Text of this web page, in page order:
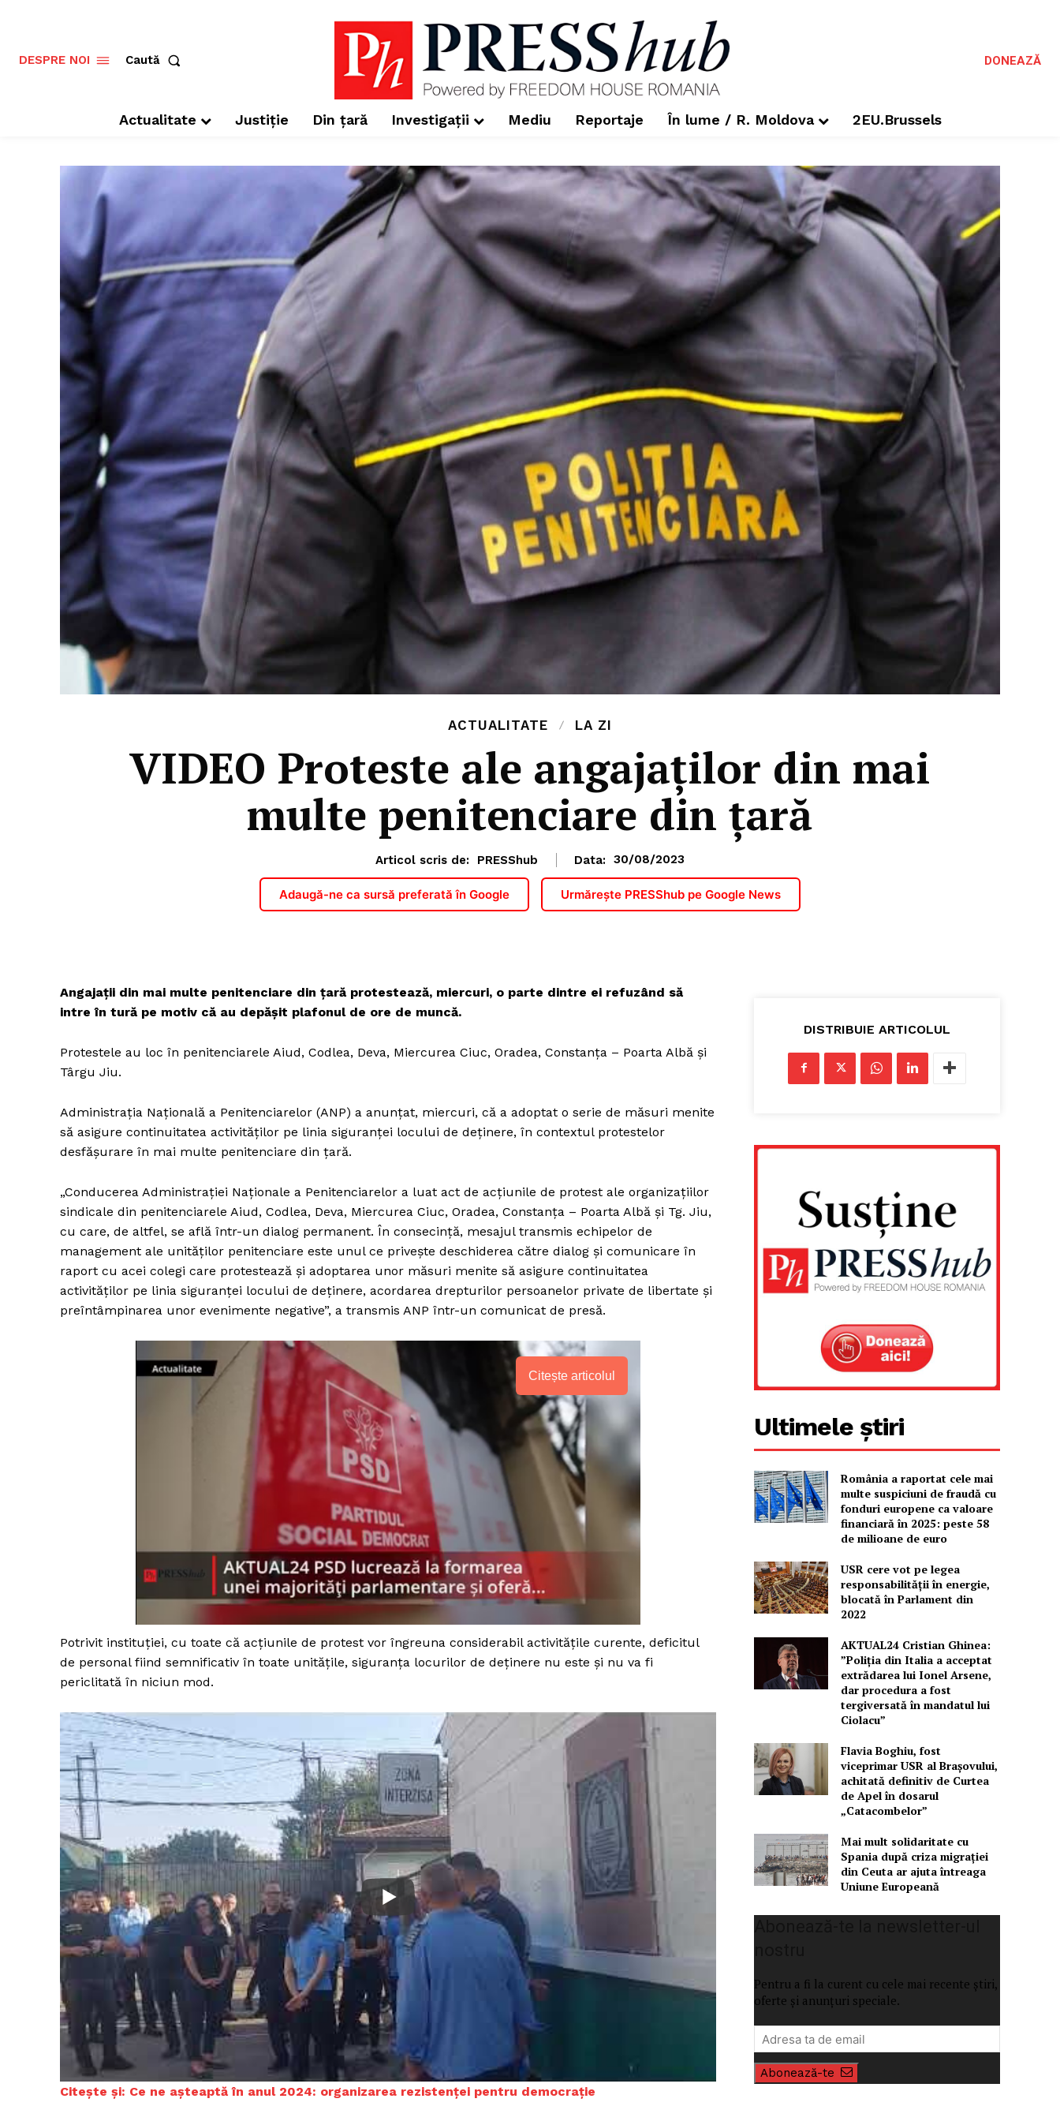
Un proiect
FREEDOM HOUSE
ROMÂNIA
PRESShub
Despre noi / Echipa
Proiecte editoriale
DESPRE NOI Caută DONEAZĂ
Actualitate Justiție Din țară Investigații Mediu Reportaje În lume / R. Moldova 2EU.Brussels
ACTUALITATE LA ZI
VIDEO Proteste ale angajaților din mai
multe penitenciare din țară
Articol scris de: PRESShub Data: 30/08/2023
Adaugă-ne ca sursă preferată în Google Urmărește PRESShub pe Google News
Angajații din mai multe penitenciare din țară protestează, miercuri, o parte dintre ei refuzând să
intre în tură pe motiv că au depășit plafonul de ore de muncă.
Protestele au loc în penitenciarele Aiud, Codlea, Deva, Miercurea Ciuc, Oradea, Constanța – Poarta Albă și
Târgu Jiu.
Administraţia Naţională a Penitenciarelor (ANP) a anunţat, miercuri, că a adoptat o serie de măsuri menite
să asigure continuitatea activităţilor pe linia siguranţei locului de deţinere, în contextul protestelor
desfăşurare în mai multe penitenciare din ţară.
„Conducerea Administraţiei Naţionale a Penitenciarelor a luat act de acţiunile de protest ale organizaţiilor
sindicale din penitenciarele Aiud, Codlea, Deva, Miercurea Ciuc, Oradea, Constanţa – Poarta Albă şi Tg. Jiu,
cu care, de altfel, se află într-un dialog permanent. În consecinţă, mesajul transmis echipelor de
management ale unităţilor penitenciare este unul ce priveşte deschiderea către dialog şi comunicare în
raport cu acei colegi care protestează şi adoptarea unor măsuri menite să asigure continuitatea
activităţilor pe linia siguranţei locului de deţinere, acordarea drepturilor persoanelor private de libertate şi
preîntâmpinarea unor evenimente negative”, a transmis ANP într-un comunicat de presă.
Citește articolul
Potrivit instituției, cu toate că acţiunile de protest vor îngreuna considerabil activităţile curente, deficitul
de personal fiind semnificativ în toate unităţile, siguranţa locurilor de deţinere nu este şi nu va fi
periclitată în niciun mod.
Citește și: Ce ne așteaptă în anul 2024: organizarea rezistenței pentru democrație
DISTRIBUIE ARTICOLUL
Ultimele știri
România a raportat cele mai
multe suspiciuni de fraudă cu
fonduri europene ca valoare
financiară în 2025: peste 58
de milioane de euro
USR cere vot pe legea
responsabilității în energie,
blocată în Parlament din
2022
AKTUAL24 Cristian Ghinea:
”Poliția din Italia a acceptat
extrădarea lui Ionel Arsene,
dar procedura a fost
tergiversată în mandatul lui
Ciolacu”
Flavia Boghiu, fost
viceprimar USR al Brașovului,
achitată definitiv de Curtea
de Apel în dosarul
„Catacombelor”
Mai mult solidaritate cu
Spania după criza migrației
din Ceuta ar ajuta întreaga
Uniune Europeană
Pentru a fi la curent cu cele mai recente știri,
oferte și anunțuri speciale.
Abonează-te